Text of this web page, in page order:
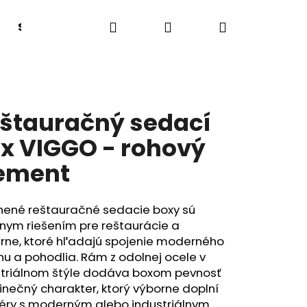
Sedacie boxy a lavice Lehátka
Hľadať PrihlásenieNákupný
sedací
VIGGO - rohový
reštauračné sedacie boxy sú
riešením pre reštaurácie a
ktoré hľadajú spojenie moderného
a pohodlia. Rám z odolnej ocele v
štýle dodáva boxom pevnosť
charakter, ktorý výborne doplní